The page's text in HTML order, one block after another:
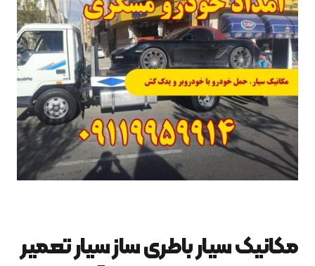
مکانیک سیار باطری ساز سیار تعمیر